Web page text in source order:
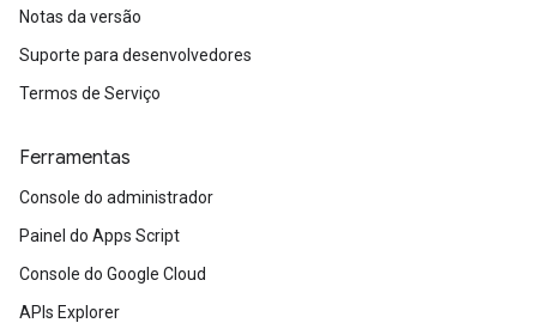
Notas da versão
Suporte para desenvolvedores
Termos de Serviço
Ferramentas
Console do administrador
Painel do Apps Script
Console do Google Cloud
APIs Explorer